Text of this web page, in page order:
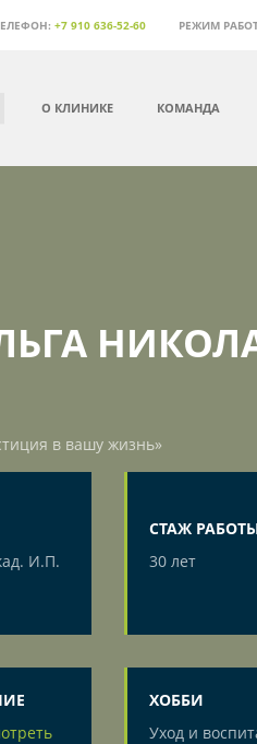
+7 910 636-52-60 РЕЖИМ
О КЛИНИКЕ КОМАНДА
в вашу жизнь»
И.П.
СТАЖ
30 лет
ХОББИ
Уход и